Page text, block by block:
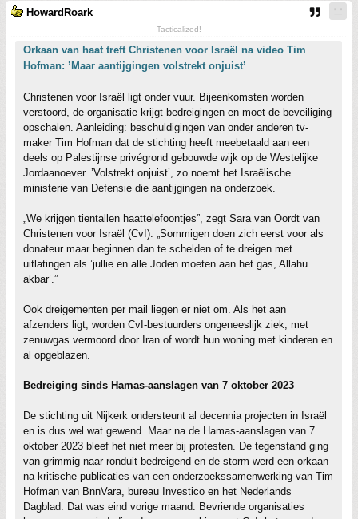
HowardRoark
Tacticalized!
Orkaan van haat treft Christenen voor Israël na video Tim
Hofman: ’Maar aantijgingen volstrekt onjuist’
Christenen voor Israël ligt onder vuur. Bijeenkomsten worden
verstoord, de organisatie krijgt bedreigingen en moet de beveiliging
opschalen. Aanleiding: beschuldigingen van onder anderen tv-
maker Tim Hofman dat de stichting heeft meebetaald aan een
deels op Palestijnse privégrond gebouwde wijk op de Westelijke
Jordaanoever. ’Volstrekt onjuist’, zo noemt het Israëlische
ministerie van Defensie die aantijgingen na onderzoek.
„We krijgen tientallen haattelefoontjes”, zegt Sara van Oordt van
Christenen voor Israël (CvI). „Sommigen doen zich eerst voor als
donateur maar beginnen dan te schelden of te dreigen met
uitlatingen als ’jullie en alle Joden moeten aan het gas, Allahu
akbar’.”
Ook dreigementen per mail liegen er niet om. Als het aan
afzenders ligt, worden CvI-bestuurders ongeneeslijk ziek, met
zenuwgas vermoord door Iran of wordt hun woning met kinderen en
al opgeblazen.
Bedreiging sinds Hamas-aanslagen van 7 oktober 2023
De stichting uit Nijkerk ondersteunt al decennia projecten in Israël
en is dus wel wat gewend. Maar na de Hamas-aanslagen van 7
oktober 2023 bleef het niet meer bij protesten. De tegenstand ging
van grimmig naar ronduit bedreigend en de storm werd een orkaan
na kritische publicaties van een onderzoekssamenwerking van Tim
Hofman van BnnVara, bureau Investico en het Nederlands
Dagblad. Dat was eind vorige maand. Bevriende organisaties